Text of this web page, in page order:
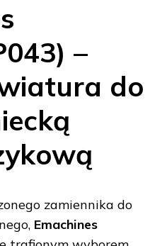
–
do
zamiennika do
Emachines